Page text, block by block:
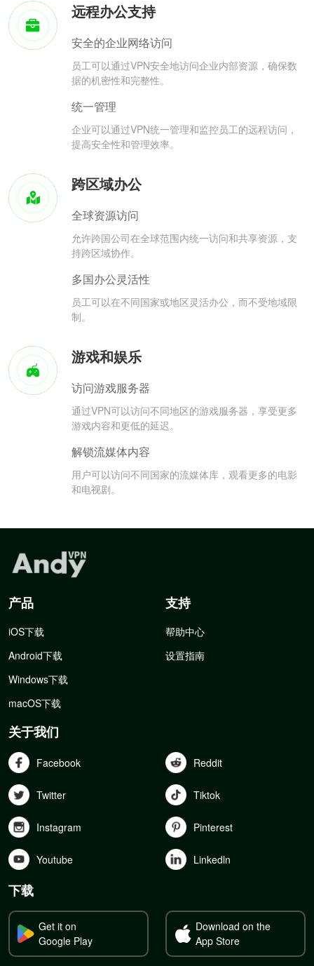
远程办公支持
安全的企业网络访问
员工可以通过VPN安全地访问企业内部资源，确保数
据的机密性和完整性。
统一管理
企业可以通过VPN统一管理和监控员工的远程访问，
提高安全性和管理效率。
跨区域办公
全球资源访问
允许跨国公司在全球范围内统一访问和共享资源，支
持跨区域协作。
多国办公灵活性
员工可以在不同国家或地区灵活办公，而不受地域限
制。
游戏和娱乐
访问游戏服务器
通过VPN可以访问不同地区的游戏服务器，享受更多
游戏内容和更低的延迟。
解锁流媒体内容
用户可以访问不同国家的流媒体库，观看更多的电影
和电视剧。
产品
iOS下载
Android下载
Windows下载
macOS下载
支持
帮助中心
设置指南
关于我们
Facebook Reddit
Twitter Tiktok
Instagram Pinterest
Youtube Linkedln
下载
Get it on
Google Play
Download on the
App Store